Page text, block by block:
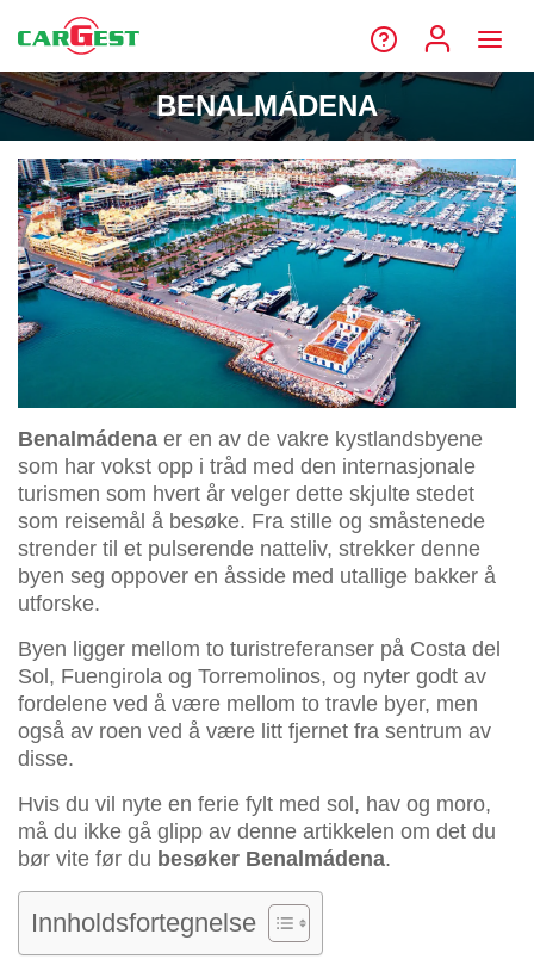
BENALMÁDENA
Benalmádena er en av de vakre kystlandsbyene
som har vokst opp i tråd med den internasjonale
turismen som hvert år velger dette skjulte stedet
som reisemål å besøke. Fra stille og småstenede
strender til et pulserende natteliv, strekker denne
byen seg oppover en åsside med utallige bakker å
utforske.
Byen ligger mellom to turistreferanser på Costa del
Sol, Fuengirola og Torremolinos, og nyter godt av
fordelene ved å være mellom to travle byer, men
også av roen ved å være litt fjernet fra sentrum av
disse.
Hvis du vil nyte en ferie fylt med sol, hav og moro,
må du ikke gå glipp av denne artikkelen om det du
bør vite før du besøker Benalmádena.
Innholdsfortegnelse